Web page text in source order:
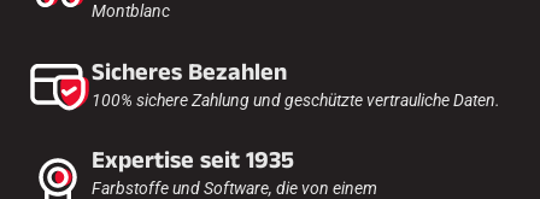
Montblanc
Sicheres Bezahlen
100% sichere Zahlung und geschützte vertrauliche Daten.
Expertise seit 1935
Farbstoffe und Software, die von einem